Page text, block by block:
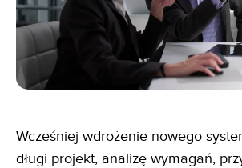
Wcześniej wdrożenie nowego
długi projekt, analizę wymagań,